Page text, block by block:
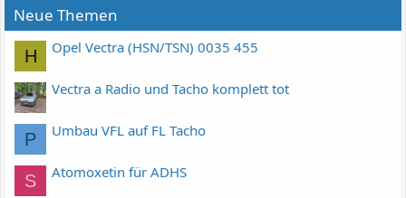
Neue Themen
H Opel Vectra (HSN/TSN) 0035 455
Vectra a Radio und Tacho komplett tot
P Umbau VFL auf FL Tacho
S Atomoxetin für ADHS